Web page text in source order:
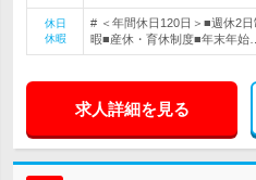
休日
休暇
# ＜年間休日120日＞■週休2
暇■産休・育休制度■年末年始…
求人詳細を見る